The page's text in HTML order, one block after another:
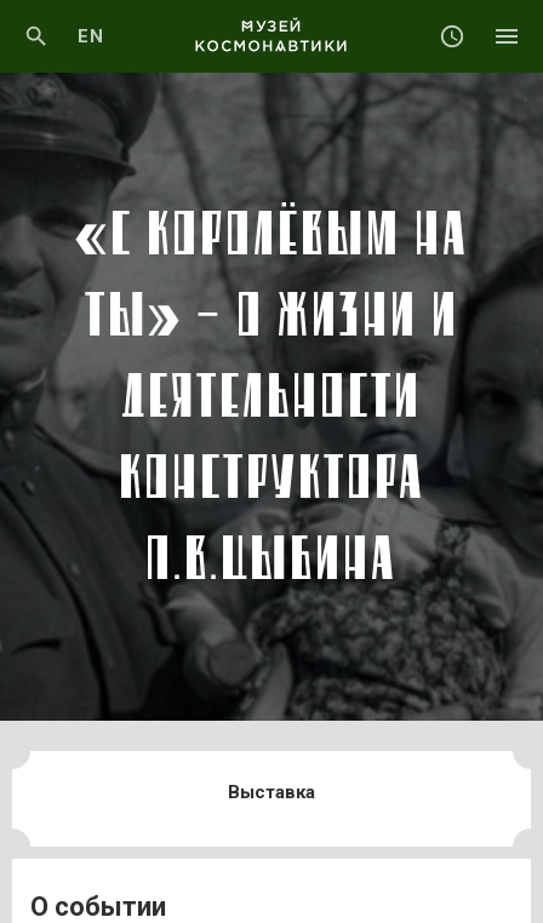
EN
«С КОРОЛЁВЫМ НА
ТЫ» – О ЖИЗНИ И
ДЕЯТЕЛЬНОСТИ
КОНСТРУКТОРА
П.В.ЦЫБИНА
Выставка
О событии